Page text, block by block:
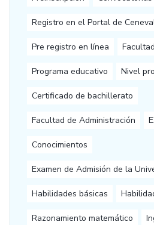
Registro en el Portal de
Pre registro en línea
Programa educativo Nivel
Certificado de bachillerato
Facultad de Administración
Conocimientos
Examen de Admisión de la
Habilidades básicas
Razonamiento matemático